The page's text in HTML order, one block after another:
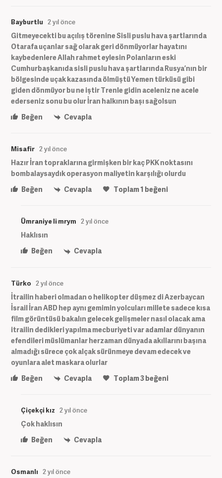
Bayburtlu 2 yıl önce
Gitmeyecekti bu açılış törenine Sisli puslu hava şartlarında
Otarafa uçanlar sağ olarak geri dönmüyorlar hayatını
kaybedenlere Allah rahmet eylesin Polanların eski
Cumhurbaşkanıda sisli puslu hava şartlarında Rusya’nın bir
bölgesinde uçak kazasında ölmüştü Yemen türküsü gibi
giden dönmüyor bu ne iştir Trenle gidin aceleniz ne acele
ederseniz sonu bu olur İran halkının başı sağolsun
Beğen
Cevapla
Misafir 2 yıl önce
Hazır İran topraklarına girmişken bir kaç PKK noktasını
bombalaysaydık operasyon maliyetin karşılığı olurdu
Beğen
Cevapla Toplam1 beğeni
Ümraniye li mrym 2 yıl önce
Haklısın
Beğen
Cevapla
Türko 2 yıl önce
İtrailin haberi olmadan o helikopter düşmez di Azerbaycan
İsrail İran ABD hep aynı gemimin yolcuları millete sadece kısa
film görüntüsü bakalın gelecek gelişmeler nasıl olacak ama
itrailin dedikleri yapılma mecburiyeti var adamlar dünyanın
efendileri müslümanlar herzaman dünyada akıllarını başına
almadığı sürece çok alçak sürünmeye devam edecek ve
oyunlara alet maskara olurlar
Beğen
Cevapla Toplam3beğeni
Çiçekçi kız 2 yıl önce
Çok haklısın
Beğen
Cevapla
Osmanlı 2 yıl önce